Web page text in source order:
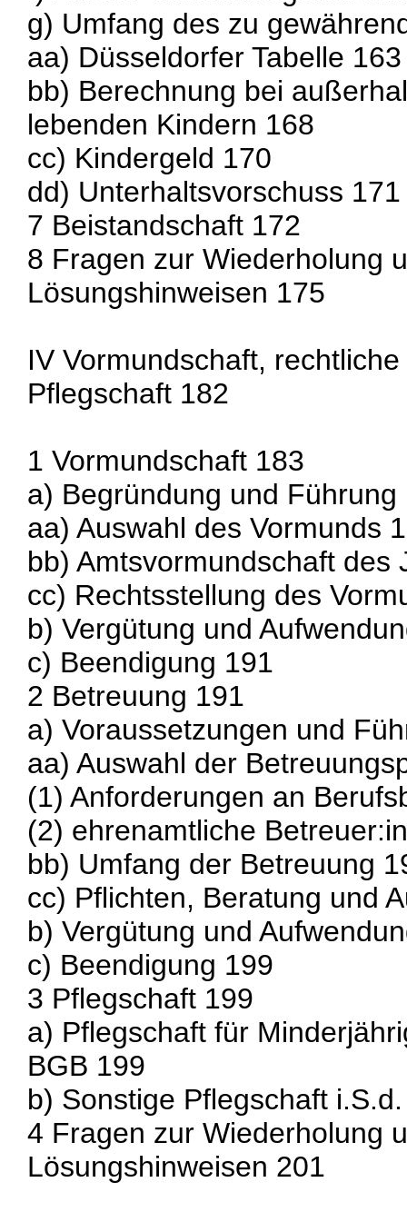
g) Umfang des zu
aa) Düsseldorfer Tabelle 163
bb) Berechnung bei
lebenden Kindern 168
cc) Kindergeld 170
dd) Unterhaltsvorschuss 171
7 Beistandschaft 172
8 Fragen zur Wiederholung
Lösungshinweisen 175
IV Vormundschaft,
Pflegschaft 182
1 Vormundschaft 183
a) Begründung und Führung
aa) Auswahl des Vormunds
bb) Amtsvormundschaft des
cc) Rechtsstellung des
b) Vergütung und
c) Beendigung 191
2 Betreuung 191
a) Voraussetzungen und
aa) Auswahl der
(1) Anforderungen an
(2) ehrenamtliche
bb) Umfang der Betreuung
cc) Pflichten, Beratung und
b) Vergütung und
c) Beendigung 199
3 Pflegschaft 199
a) Pflegschaft für
BGB 199
b) Sonstige Pflegschaft
4 Fragen zur Wiederholung
Lösungshinweisen 201